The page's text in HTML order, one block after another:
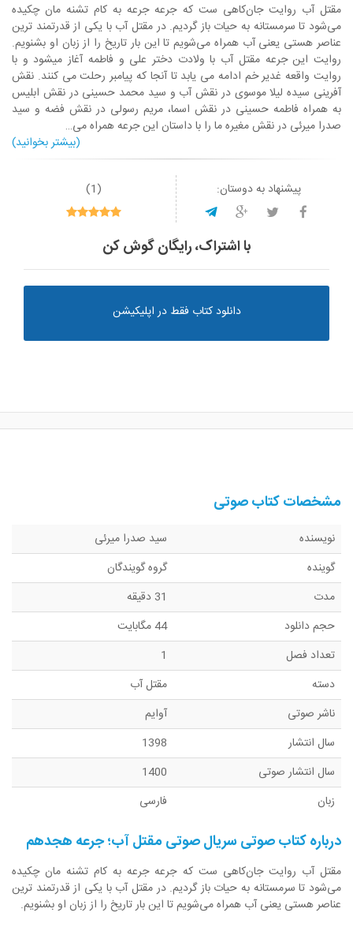
مقتل آب روایت جان‌کاهی ست که جرعه جرعه به کام تشنه مان چکیده
می‌شود تا سرمستانه به حیات باز گردیم. در مقتل آب با یکی از قدرتمند ترین
عناصر هستی یعنی آب همراه می‌شویم تا این بار تاریخ را از زبان او بشنویم.
روایت این جرعه مقتل آب با ولادت دختر علی و فاطمه آغاز میشود و با
روایت واقعه غدیر خم ادامه می یابد تا آنجا که پیامبر رحلت می کنند. نقش
آفرینی سیده لیلا موسوی در نقش آب و سید محمد حسینی در نقش ابلیس
به همراه فاطمه حسینی در نقش اسما، مریم رسولی در نقش فضه و سید
صدرا میرئی در نقش مغیره ما را با داستان این جرعه همراه می…
(بیشتر بخوانید)
(
1
) پیشنهاد به دوستان:
با اشتراک، رایگان گوش کن
دانلود کتاب فقط در اپلیکیشن
مشخصات کتاب صوتی
نویسنده
سید صدرا میرئی
گوینده
گروه گویندگان
مدت
31 دقیقه
حجم دانلود
44 مگابایت
تعداد فصل
1
دسته
مقتل آب
ناشر صوتی
آوایم
سال انتشار
1398
سال انتشار صوتی
1400
زبان
فارسی
درباره کتاب صوتی سریال صوتی مقتل آب؛ جرعه هجدهم
مقتل آب روایت جان‌کاهی ست که جرعه جرعه به کام تشنه مان چکیده
می‌شود تا سرمستانه به حیات باز گردیم. در مقتل آب با یکی از قدرتمند ترین
عناصر هستی یعنی آب همراه می‌شویم تا این بار تاریخ را از زبان او بشنویم.